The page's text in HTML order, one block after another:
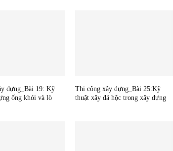
dựng_Bài 19: Kỹ
ống khói và lò
Thi công xây dựng_Bài 25:Kỹ
thuật xây đá hộc trong xây dựng